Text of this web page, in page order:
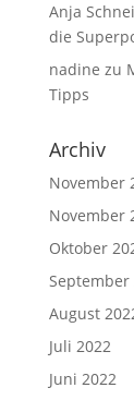
Anja
die
nadine zu
Tipps
Archiv
November
November
Oktober
September
August
Juli 2022
Juni 2022